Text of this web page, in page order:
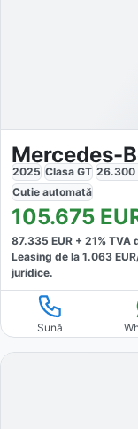
Mercedes-
2025 Clasa GT 26.300
Cutie automată
105.675
87.335 EUR + 21% TVA
Leasing de la 1.063
juridice.
Sună